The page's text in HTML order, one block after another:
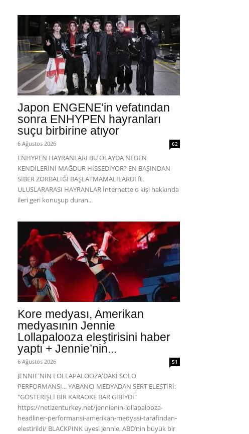
Japon ENGENE’in vefatından
sonra ENHYPEN hayranları
suçu birbirine atıyor
6 Ağustos 2026 62
ENHYPEN HAYRANLARI BU OLAYDA NEDEN
KENDİLERİNİ MAĞDUR HİSSEDİYOR? EN BAŞINDAN
SİBER ZORBALIĞI BAŞLATMAMALILARDI ft.
ULUSLARARASI HAYRANLAR İnternette o kişi hakkında
ileri geri konuşup duran...
Kore medyası, Amerikan
medyasının Jennie
Lollapalooza eleştirisini haber
yaptı + Jennie’nin...
6 Ağustos 2026 51
JENNIE'NİN LOLLAPALOOZA'DAKİ SOLO
PERFORMANSI... YABANCI MEDYADAN SERT ELEŞTİRİ:
"GÖSTERİŞLİ BİR KARAOKE BAR GİBİYDİ"
https://netizenturkey.net/jennienin-lollapalooza-
headliner-performansi-amerikan-medyasi-tarafindan-
elestirildi/ BLACKPINK üyesi Jennie, ABD’nin büyük bir